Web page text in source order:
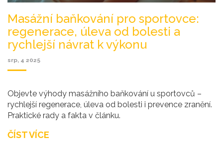
Masážní baňkování pro sportovce:
regenerace, úleva od bolesti a
rychlejší návrat k výkonu
srp, 4 2025
Objevte výhody masážního baňkování u sportovců –
rychlejší regenerace, úleva od bolesti i prevence zranění.
Praktické rady a fakta v článku.
ČÍST VÍCE